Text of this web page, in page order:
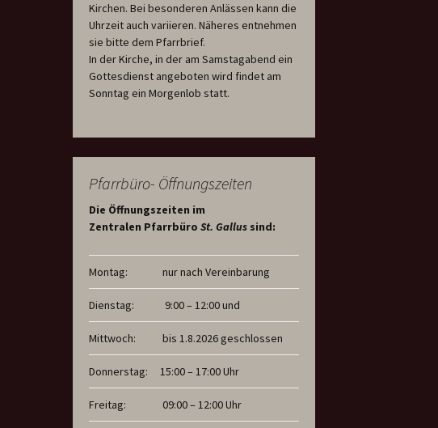
Kirchen. Bei besonderen Anlässen kann die
Uhrzeit auch variieren. Näheres entnehmen
sie bitte dem Pfarrbrief.
In der Kirche, in der am Samstagabend ein
Gottesdienst angeboten wird findet am
Sonntag ein Morgenlob statt.
Pfarrbüro- Öffnungszeiten
Die Öffnungszeiten im
Zentralen Pfarrbüro St. Gallus sind:
Montag: nur nach Vereinbarung
Dienstag: 9:00 – 12:00 und
Mittwoch: bis 1.8.2026 geschlossen
Donnerstag: 15:00 – 17:00 Uhr
Freitag: 09:00 – 12:00 Uhr